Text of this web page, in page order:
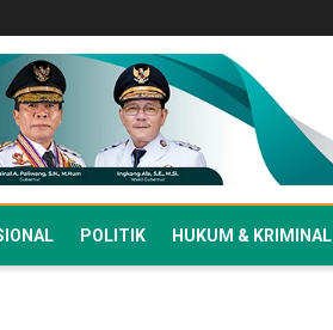
POLITIK HUKUM & KRIMINAL